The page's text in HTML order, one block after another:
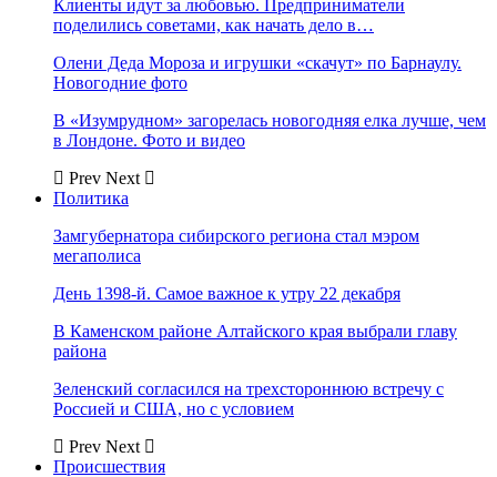
Клиенты идут за любовью. Предприниматели
поделились советами, как начать дело в…
Олени Деда Мороза и игрушки «скачут» по Барнаулу.
Новогодние фото
В «Изумрудном» загорелась новогодняя елка лучше, чем
в Лондоне. Фото и видео
Prev Next
Политика
Замгубернатора сибирского региона стал мэром
мегаполиса
День 1398-й. Самое важное к утру 22 декабря
В Каменском районе Алтайского края выбрали главу
района
Зеленский согласился на трехстороннюю встречу с
Россией и США, но с условием
Prev Next
Происшествия